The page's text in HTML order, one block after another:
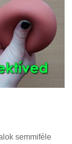
semmiféle